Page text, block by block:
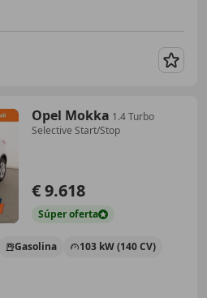
Opel Mokka 1.4 Turbo
Selective Start/Stop
€ 9.618
Súperoferta
Gasolina 103 kW (140 CV)